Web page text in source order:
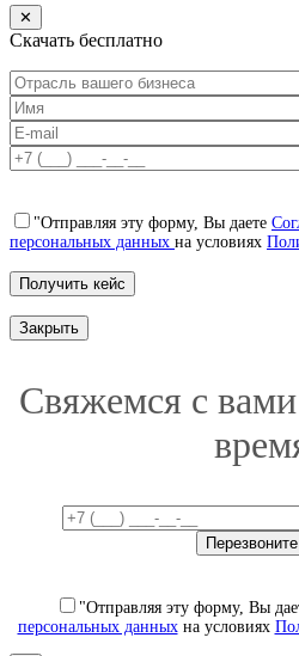
✕
Скачать бесплатно
"Отправляя эту форму, Вы даете
персональных данных на условиях
Закрыть
Свяжемся с
"Отправляя эту форму, Вы
персональных данныхна условиях